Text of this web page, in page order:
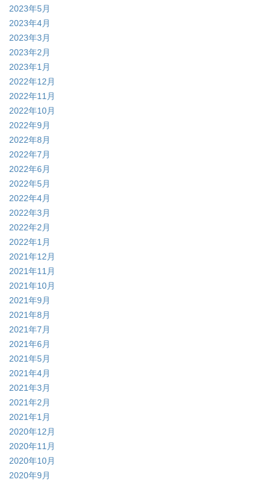
2023年5月
2023年4月
2023年3月
2023年2月
2023年1月
2022年12月
2022年11月
2022年10月
2022年9月
2022年8月
2022年7月
2022年6月
2022年5月
2022年4月
2022年3月
2022年2月
2022年1月
2021年12月
2021年11月
2021年10月
2021年9月
2021年8月
2021年7月
2021年6月
2021年5月
2021年4月
2021年3月
2021年2月
2021年1月
2020年12月
2020年11月
2020年10月
2020年9月